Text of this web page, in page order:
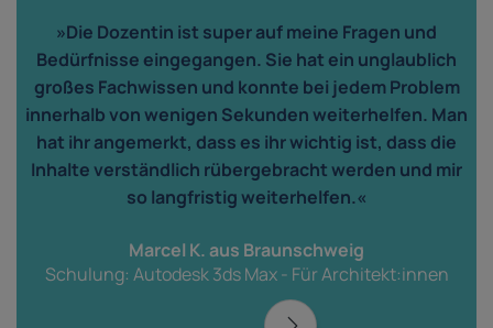
»Die Dozentin ist super auf meine Fragen und
Bedürfnisse eingegangen. Sie hat ein unglaublich
großes Fachwissen und konnte bei jedem Problem
innerhalb von wenigen Sekunden weiterhelfen. Man
hat ihr angemerkt, dass es ihr wichtig ist, dass die
Inhalte verständlich rübergebracht werden und mir
so langfristig weiterhelfen.«
Marcel K. aus Braunschweig
Schulung: Autodesk 3ds Max - Für Architekt:innen